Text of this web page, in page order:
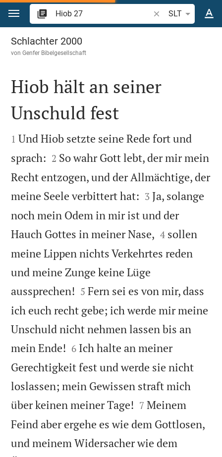
Zum Inhalt springen
Bibelstelle oder
SLT
Hiob 27
Schlachter 2000
vonGenfer Bibelgesellschaft

Hiob hält an seiner
Unschuld fest

1 Und Hiob setzte seine Rede fort und
sprach: 

2 So wahr Gott lebt, der mir mein
Recht entzogen, und der Allmächtige, der
meine Seele verbittert hat: 

3 Ja, solange
noch mein Odem in mir ist und der
Hauch Gottes in meiner Nase, 

4 sollen
meine Lippen nichts Verkehrtes reden
und meine Zunge keine Lüge
aussprechen! 

5 Fern sei es von mir, dass
ich euch recht gebe; ich werde mir meine
Unschuld nicht nehmen lassen bis an
mein Ende! 

6 Ich halte an meiner
Gerechtigkeit fest und werde sie nicht
loslassen; mein Gewissen straft mich
über keinen meiner Tage! 

7 Meinem
Feind aber ergehe es wie dem Gottlosen,
und meinem Widersacher wie dem